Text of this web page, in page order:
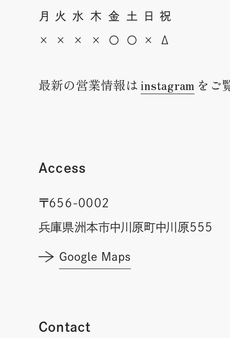
月 火 水 木 金 土 日 祝
× × × × 〇 〇 × Δ
最新の営業情報は instagram をご
Access
〒656-0002
兵庫県洲本市中川原町中川原555
Google Maps
Contact